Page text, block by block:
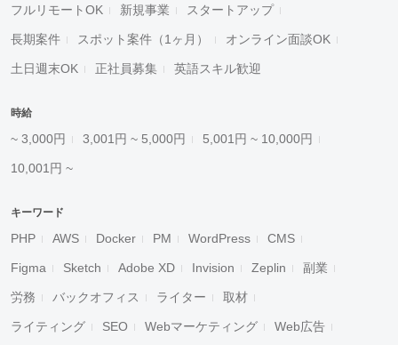
フルリモートOK 新規事業 スタートアップ
長期案件 スポット案件（1ヶ月） オンライン面談OK
土日週末OK 正社員募集 英語スキル歓迎
時給
~ 3,000円 3,001円 ~ 5,000円 5,001円 ~ 10,000円
10,001円 ~
キーワード
PHP AWS Docker PM WordPress CMS
Figma Sketch Adobe XD Invision Zeplin 副業
労務 バックオフィス ライター 取材
ライティング SEO Webマーケティング Web広告